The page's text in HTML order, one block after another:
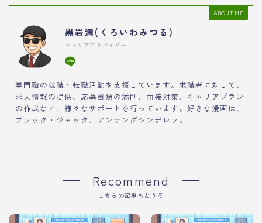
ABOUT ME
黒岩満(くろいわみつる)
キャリアアドバイザー
専門職の就職・転職活動を支援しています。求職者に対して、
求人情報の提供、応募書類の添削、面接対策、キャリアプラン
の作成など、様々なサポートを行っています。好きな漫画は、
ブラック・ジャック、アンサングシンデレラ。
Recommend
こちらの記事もどうぞ